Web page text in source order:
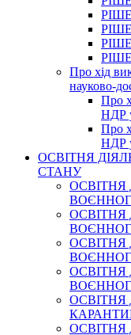
Про хід
науково-
Про
НДР
Про
НДР
ОСВІТНЯ
СТАНУ
ОСВІТНЯ
ОСВІТНЯ
ОСВІТНЯ
ОСВІТНЯ
ОСВІТНЯ
ОСВІТНЯ